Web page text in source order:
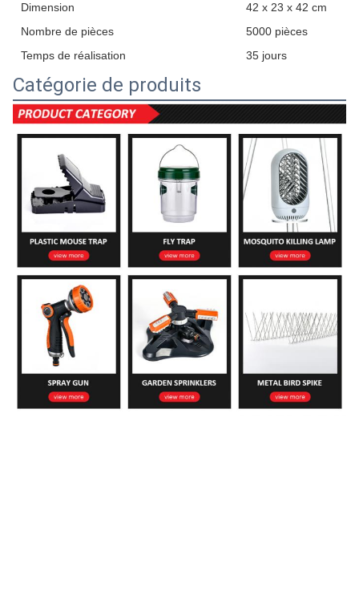
Dimension
42 x 23 x 42 cm
Nombre de pièces
5000 pièces
Temps de réalisation
35 jours
Catégorie de produits